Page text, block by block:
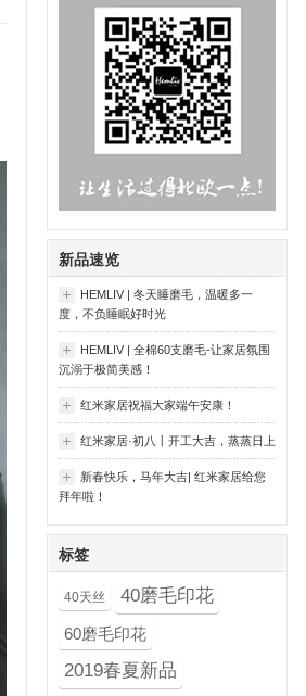
新品速览
HEMLIV | 冬天睡磨毛，温暖多一
度，不负睡眠好时光
HEMLIV | 全棉60支磨毛-让家居氛围
沉溺于极简美感！
红米家居祝福大家端午安康！
红米家居·初八丨开工大吉，蒸蒸日上
新春快乐，马年大吉| 红米家居给您
拜年啦！
标签
40天丝 40磨毛印花
60磨毛印花
2019春夏新品